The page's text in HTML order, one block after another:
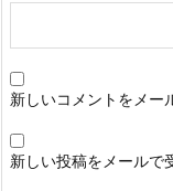
新しいコメントをメー
新しい投稿をメールで